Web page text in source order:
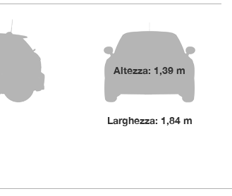
Altezza: 1,39 m
Larghezza: 1,84 m